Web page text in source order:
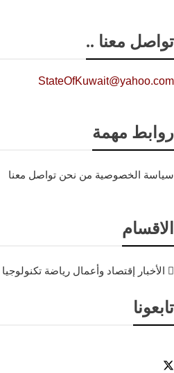
تواصل معنا ..
StateOfKuwait@yahoo.com
روابط مهمة
سياسة الخصوصية من نحن تواصل معنا
الاقسام
الأخبار إقتصاد وأعمال رياضة تكنولوجيا
تابعونا